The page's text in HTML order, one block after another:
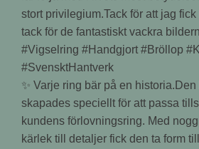
✨ Varje ring bär på en
skapades speciellt för att passa
kundens förlovningsring. Med
kärlek till detaljer fick den ta form